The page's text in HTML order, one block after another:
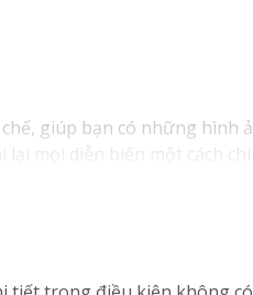
giúp bạn có những hình
mọi diễn biến một cách chi
chi tiết trong hình ảnh